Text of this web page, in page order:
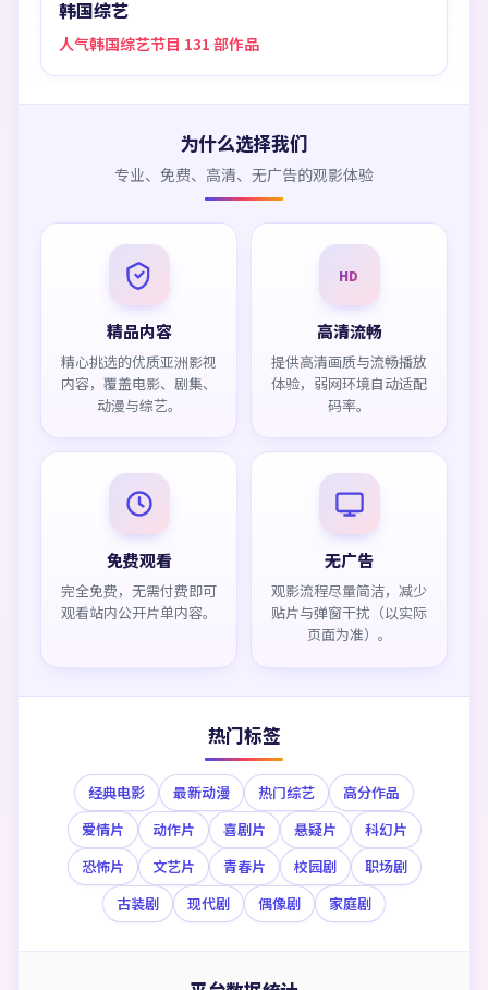
韩国综艺
人气韩国综艺节目 131 部作品
为什么选择我们
专业、免费、高清、无广告的观影体验
精品内容
精心挑选的优质亚洲影视
内容，覆盖电影、剧集、
动漫与综艺。
HD
高清流畅
提供高清画质与流畅播放
体验，弱网环境自动适配
码率。
免费观看
完全免费，无需付费即可
观看站内公开片单内容。
无广告
观影流程尽量简洁，减少
贴片与弹窗干扰（以实际
页面为准）。
热门标签
经典电影 最新动漫 热门综艺
高分作品
爱情片
动作片 喜剧片 悬疑片
科幻片
恐怖片
文艺片 青春片 校园剧
职场剧
古装剧
现代剧 偶像剧 家庭剧